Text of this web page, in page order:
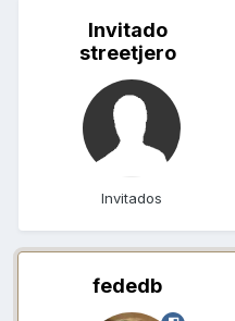
Invitado
streetjero
Invitados
fededb